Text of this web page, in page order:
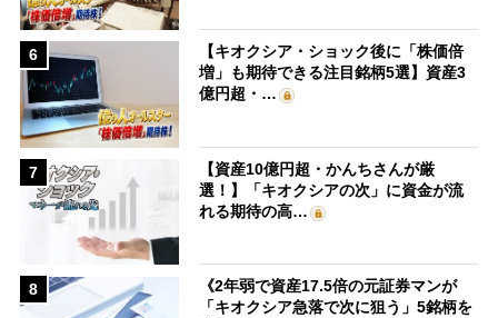
6
【キオクシア・ショック後に「株価倍
増」も期待できる注目銘柄5選】資産3
億円超・…
7
【資産10億円超・かんちさんが厳
選！】「キオクシアの次」に資金が流
れる期待の高…
8
《2年弱で資産17.5倍の元証券マンが
「キオクシア急落で次に狙う」5銘柄を